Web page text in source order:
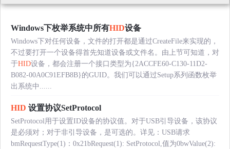
Windows下枚举系统中所有HID设备
Windows下对任何设备，文件的打开都是通过CreateFile来实现的，
不过要打开一个设备得首先知道设备或文件名。由上节可知道，对
于HID设备，都会注册一个接口类型为{2ACCFE60-C130-11D2-
B082-00A0C91EFB8B}的GUID。我们可以通过Setup系列函数枚举
出系统中......
HID 设置协议SetProtocol
SetProtocol用于设置ID设备的协议值。对于USB引导设备，该协议
是必须对；对于非引导设备，是可选的。详见：USB请求
bmRequestType(1)：0x21bRequest(1): SetProtocol,值为0bwValue(2):